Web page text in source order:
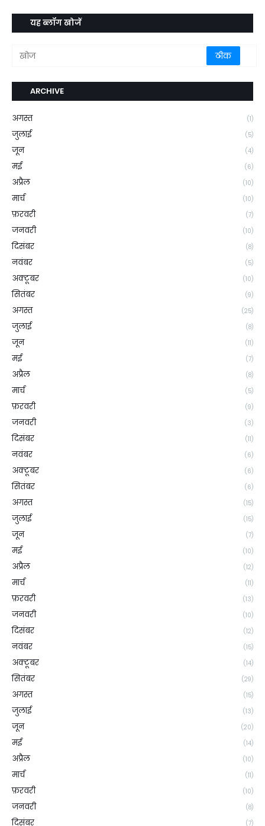
यह ब्लॉग खोजें
ARCHIVE
अगस्त (1)
जुलाई (5)
जून (4)
मई (6)
अप्रैल (10)
मार्च (10)
फ़रवरी (7)
जनवरी (10)
दिसंबर (8)
नवंबर (5)
अक्टूबर (10)
सितंबर (9)
अगस्त (25)
जुलाई (8)
जून (11)
मई (7)
अप्रैल (8)
मार्च (5)
फ़रवरी (9)
जनवरी (3)
दिसंबर (11)
नवंबर (6)
अक्टूबर (6)
सितंबर (6)
अगस्त (15)
जुलाई (15)
जून (7)
मई (10)
अप्रैल (12)
मार्च (11)
फ़रवरी (13)
जनवरी (10)
दिसंबर (12)
नवंबर (15)
अक्टूबर (14)
सितंबर (29)
अगस्त (15)
जुलाई (13)
जून (20)
मई (14)
अप्रैल (10)
मार्च (11)
फ़रवरी (10)
जनवरी (8)
दिसंबर (7)